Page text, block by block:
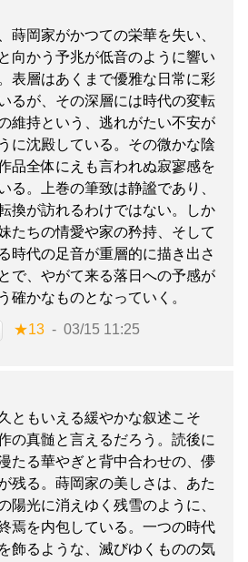
蒔岡家がかつての栄華を失い、
向かう予兆が低音のように響い
表層はあくまで優雅な日常に彩
るが、その深層には時代の変転
維持という、逃れがたい不安が
に沈殿している。その微かな陰
品全体にえも言われぬ寂寥感を
る。上巻の筆致は静謐であり、
換が訪れるわけではない。しか
たちの情愛や家の矜持、そして
時代の足音が重層的に描き出さ
で、やがて来る落日への予感が
確かなものとなっていく。
★13 03/15 11:25
ともいえる緩やかな叙述こそ
の真髄と言えるだろう。読後に
たる華やぎと背中合わせの、儚
残る。蒔岡家の美しさは、あた
陽光に消えゆく残雪のように、
焉を内包している。一つの時代
飾るような、滅びゆくものの気